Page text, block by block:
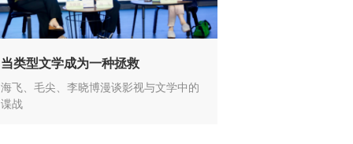
当类型文学成为一种拯救
海飞、毛尖、李晓博漫谈影视与文学中的
谍战